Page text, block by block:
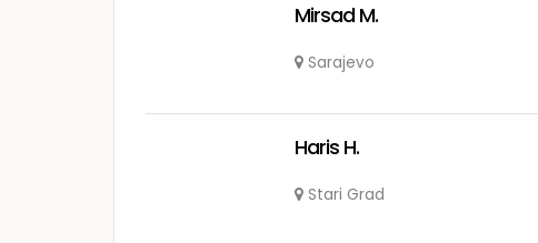
Mirsad M.
Sarajevo
Haris H.
Stari Grad